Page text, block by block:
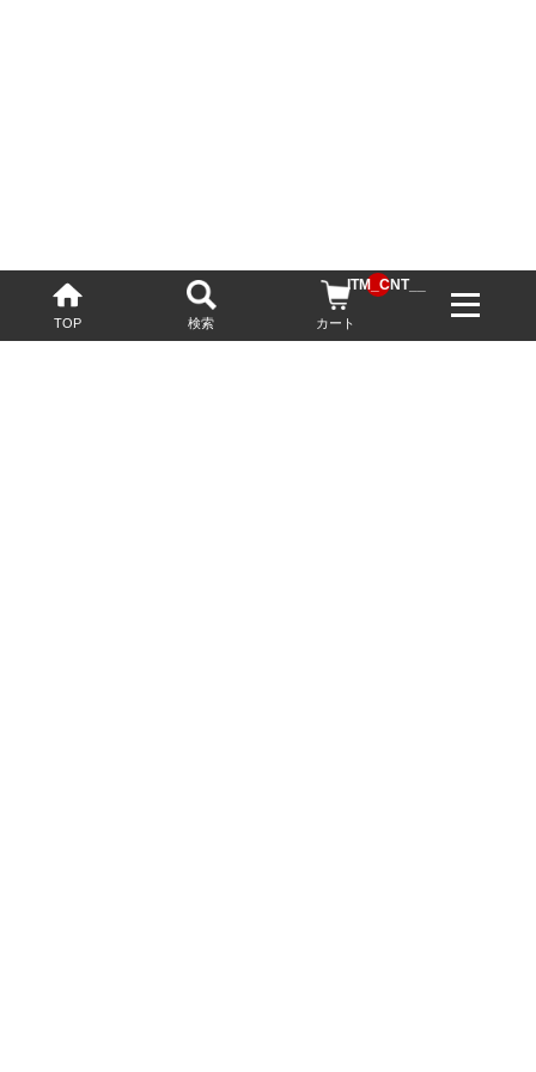
TOP 検索 カート
__ITM_CNT__